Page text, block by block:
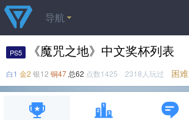
导航
PS5 《魔咒之地》中文奖杯列表
白1 金2 银12 铜47 总62 点数1425 2318人玩过 困难